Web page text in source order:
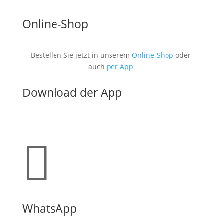
Online-Shop
Bestellen Sie jetzt in unserem Online-Shop oder
auch per App
Download der App

WhatsApp